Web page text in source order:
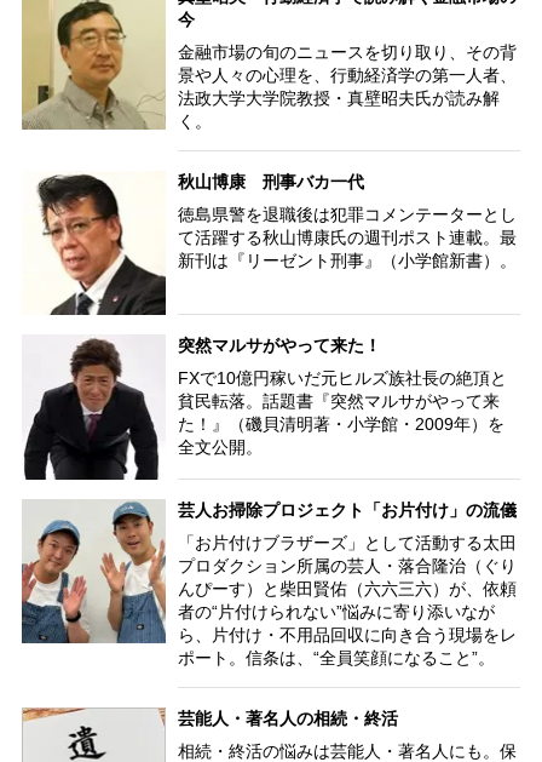
今
金融市場の旬のニュースを切り取り、その背
景や人々の心理を、行動経済学の第一人者、
法政大学大学院教授・真壁昭夫氏が読み解
く。
秋山博康 刑事バカ一代
徳島県警を退職後は犯罪コメンテーターとし
て活躍する秋山博康氏の週刊ポスト連載。最
新刊は『リーゼント刑事』（小学館新書）。
突然マルサがやって来た！
FXで10億円稼いだ元ヒルズ族社長の絶頂と
貧民転落。話題書『突然マルサがやって来
た！』（磯貝清明著・小学館・2009年）を
全文公開。
芸人お掃除プロジェクト「お片付け」の流儀
「お片付けブラザーズ」として活動する太田
プロダクション所属の芸人・落合隆治（ぐり
んぴーす）と柴田賢佑（六六三六）が、依頼
者の“片付けられない”悩みに寄り添いなが
ら、片付け・不用品回収に向き合う現場をレ
ポート。信条は、“全員笑顔になること”。
芸能人・著名人の相続・終活
相続・終活の悩みは芸能人・著名人にも。保